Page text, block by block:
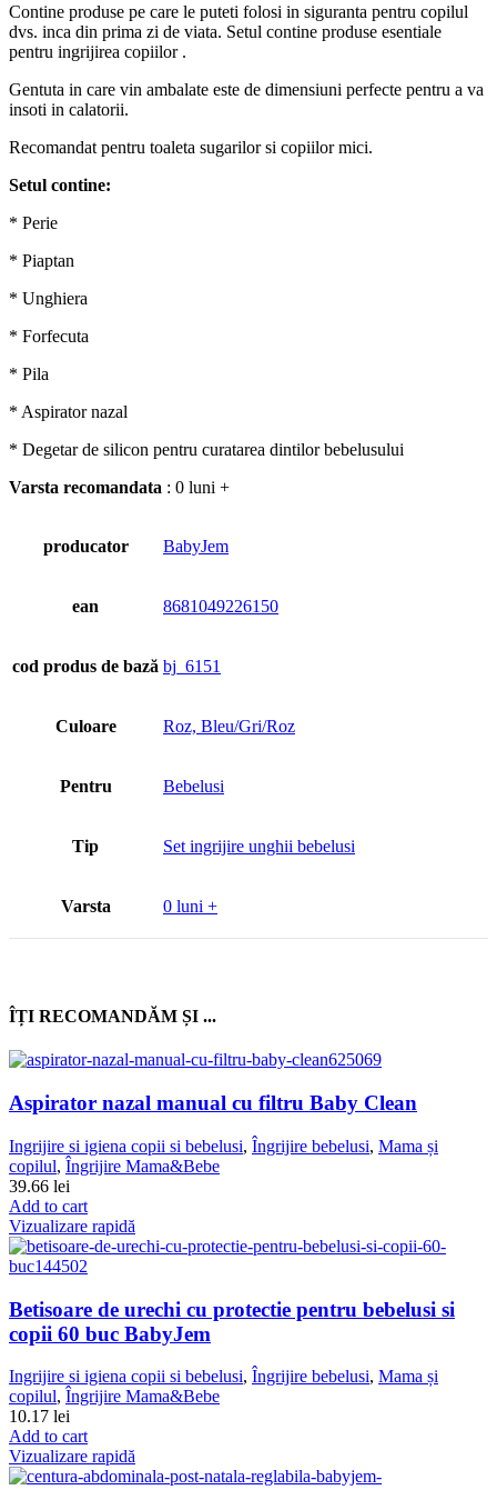
Contine produse pe care le puteti folosi in siguranta pentru copilul
dvs. inca din prima zi de viata. Setul contine produse esentiale
pentru ingrijirea copiilor .
Gentuta in care vin ambalate este de dimensiuni perfecte pentru a va
insoti in calatorii.
Recomandat pentru toaleta sugarilor si copiilor mici.
Setul contine:
* Perie
* Piaptan
* Unghiera
* Forfecuta
* Pila
* Aspirator nazal
* Degetar de silicon pentru curatarea dintilor bebelusului
Varsta recomandata : 0 luni +
producator BabyJem
ean 8681049226150
cod produs de bază bj_6151
Culoare Roz, Bleu/Gri/Roz
Pentru Bebelusi
Tip Set ingrijire unghii bebelusi
Varsta 0 luni +
ÎȚI RECOMANDĂM ȘI ...
Aspirator nazal manual cu filtru Baby Clean
Ingrijire si igiena copii si bebelusi, Îngrijire bebelusi, Mama și
copilul, Îngrijire Mama&Bebe
39.66 lei
Add to cart
Vizualizare rapidă
Betisoare de urechi cu protectie pentru bebelusi si
copii 60 buc BabyJem
Ingrijire si igiena copii si bebelusi, Îngrijire bebelusi, Mama și
copilul, Îngrijire Mama&Bebe
10.17 lei
Add to cart
Vizualizare rapidă